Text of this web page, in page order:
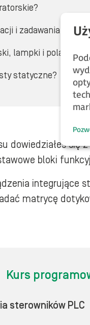
i zadawania
lampki i pola
statyczne?
dowiedziałeś się
bloki
integrujące
matrycę
Kurs
sterowników PLC